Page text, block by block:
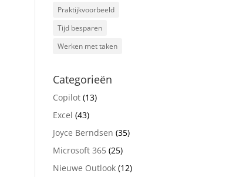
Praktijkvoorbeeld
Tijd besparen
Werken met taken
Categorieën
Copilot (13)
Excel (43)
Joyce Berndsen (35)
Microsoft 365 (25)
Nieuwe Outlook (12)